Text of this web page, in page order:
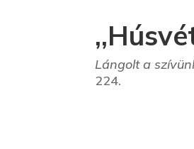
Lángolt a
224.